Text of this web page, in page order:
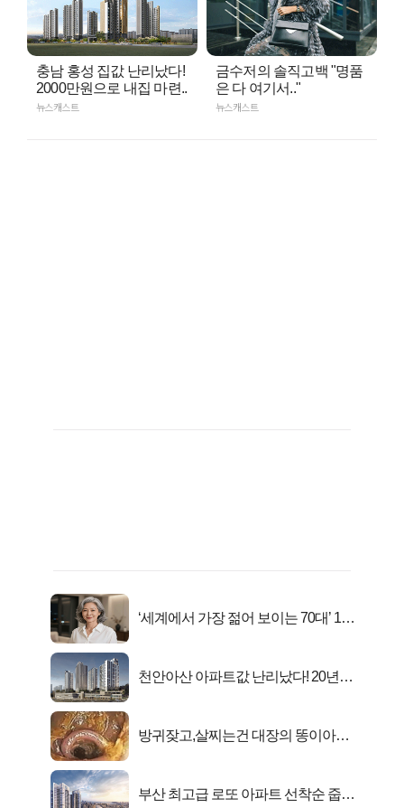
충남 홍성 집값 난리났다!
2000만원으로 내집 마련..
뉴스캐스트
금수저의 솔직고백 "명품
은 다 여기서.."
뉴스캐스트
‘세계에서 가장 젊어 보이는 70대’ 1위
천안아산 아파트값 난리났다! 20년
방귀잦고,살찌는건 대장의 똥이아니
부산 최고급 로또 아파트 선착순 줍줍